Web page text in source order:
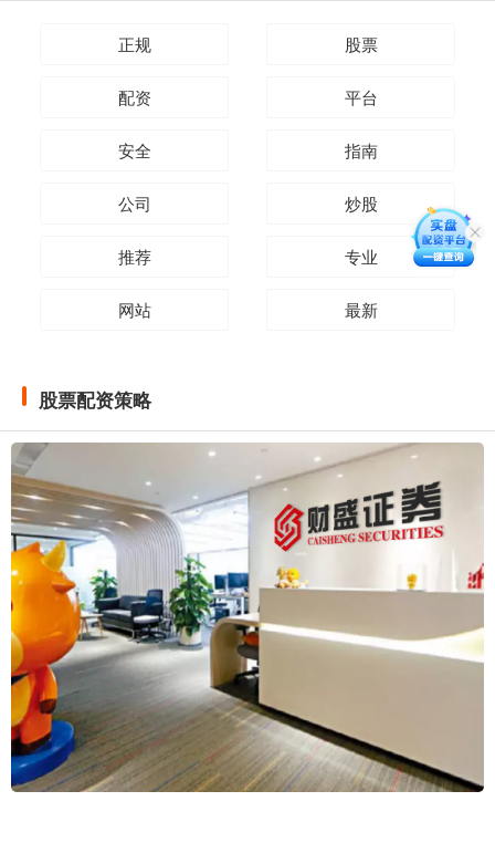
正规 股票
配资 平台
安全 指南
公司 炒股
推荐 专业
网站 最新
股票配资策略